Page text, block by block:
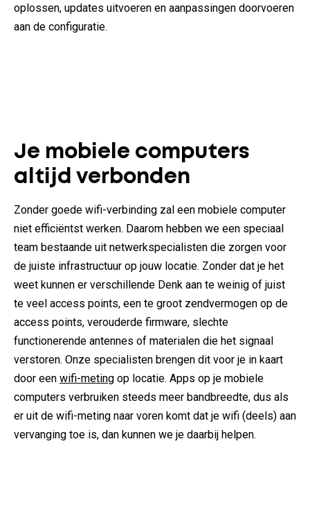
oplossen, updates uitvoeren en aanpassingen doorvoeren
aan de configuratie.
Je mobiele computers
altijd verbonden
Zonder goede wifi-verbinding zal een mobiele computer
niet efficiëntst werken. Daarom hebben we een speciaal
team bestaande uit netwerkspecialisten die zorgen voor
de juiste infrastructuur op jouw locatie. Zonder dat je het
weet kunnen er verschillende Denk aan te weinig of juist
te veel access points, een te groot zendvermogen op de
access points, verouderde firmware, slechte
functionerende antennes of materialen die het signaal
verstoren. Onze specialisten brengen dit voor je in kaart
door een wifi-meting op locatie. Apps op je mobiele
computers verbruiken steeds meer bandbreedte, dus als
er uit de wifi-meting naar voren komt dat je wifi (deels) aan
vervanging toe is, dan kunnen we je daarbij helpen.